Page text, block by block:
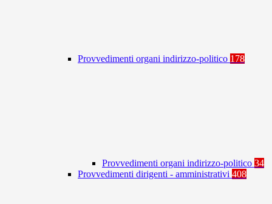
Provvedimenti organi indirizzo-politico 178
Provvedimenti organi indirizzo-politico 34
Provvedimenti dirigenti - amministrativi 408